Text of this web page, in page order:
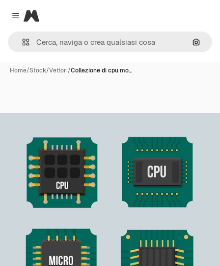
Close menu
Magnific
Cerca
Home/Stock/Vettori/Collezione di cpu mo…